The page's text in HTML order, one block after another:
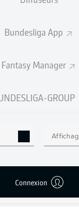
Bundesliga App
Fantasy Manager
GROUP
Connexion
DE LA
2027
0